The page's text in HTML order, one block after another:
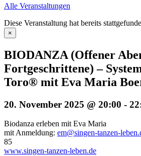
Alle Veranstaltungen
Diese Veranstaltung hat bereits
×
BIODANZA (Offener
Fortgeschrittene) –
Toro® mit Eva Maria
20. November 2025 @ 20:00 -
Biodanza erleben mit Eva Maria
mit Anmeldung: em@singen-tanzen-
85
www.singen-tanzen-leben.de